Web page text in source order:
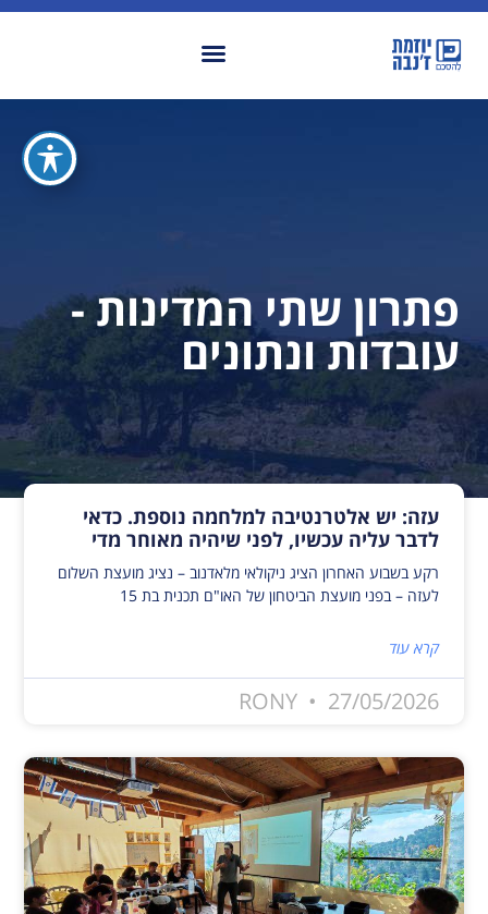
פתרון שתי המדינות -
עובדות ונתונים
עזה: יש אלטרנטיבה למלחמה נוספת. כדאי
לדבר עליה עכשיו, לפני שיהיה מאוחר מדי
רקע בשבוע האחרון הציג ניקולאי מלאדנוב – נציג מועצת השלום
לעזה – בפני מועצת הביטחון של האו"ם תכנית בת 15
קרא עוד
RONY 27/05/2026